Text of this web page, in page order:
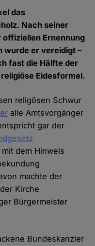
das
Nach seiner
offiziellen Ernennung
wurde er vereidigt –
fast die Hälfte der
Eidesformel.
religösen Schwur
alle Amtsvorgänger
gar der
dem Hinweis
machte der
Kirche
Bürgermeister
Bundeskanzler